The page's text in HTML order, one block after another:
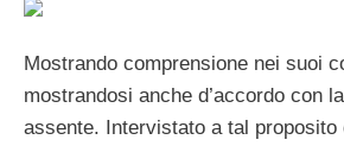
Mostrando comprensione nei suoi
mostrandosi anche d’accordo con
assente. Intervistato a tal proposito